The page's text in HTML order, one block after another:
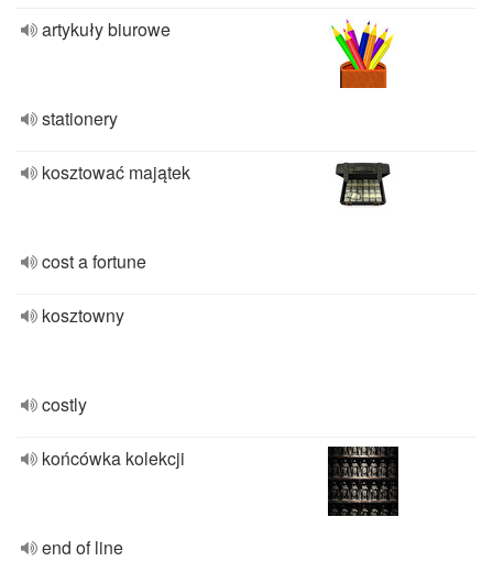
artykuły biurowe
stationery
kosztować majątek
cost a fortune
kosztowny
costly
końcówka kolekcji
end of line